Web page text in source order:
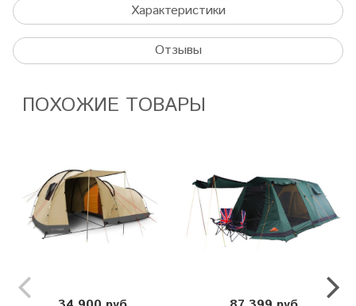
Характеристики
Отзывы
ПОХОЖИЕ ТОВАРЫ